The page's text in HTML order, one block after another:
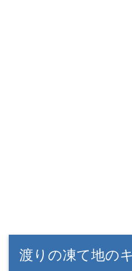
渡りの凍て地の